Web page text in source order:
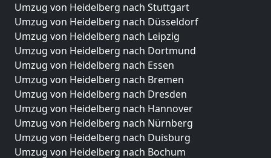
Umzug von Heidelberg nach Stuttgart
Umzug von Heidelberg nach Düsseldorf
Umzug von Heidelberg nach Leipzig
Umzug von Heidelberg nach Dortmund
Umzug von Heidelberg nach Essen
Umzug von Heidelberg nach Bremen
Umzug von Heidelberg nach Dresden
Umzug von Heidelberg nach Hannover
Umzug von Heidelberg nach Nürnberg
Umzug von Heidelberg nach Duisburg
Umzug von Heidelberg nach Bochum